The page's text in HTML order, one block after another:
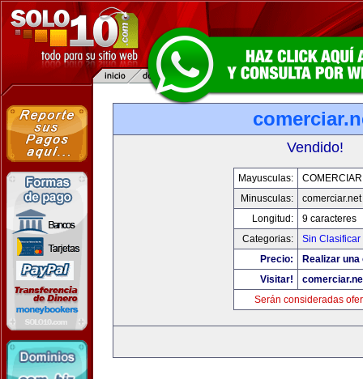
Vendido!
Mayusculas:
Minusculas:
comerciar.net
Longitud:
9 caracteres
Categorias:
Sin Clasificar
Precio:
Realizar
Visitar!
Serán consideradas